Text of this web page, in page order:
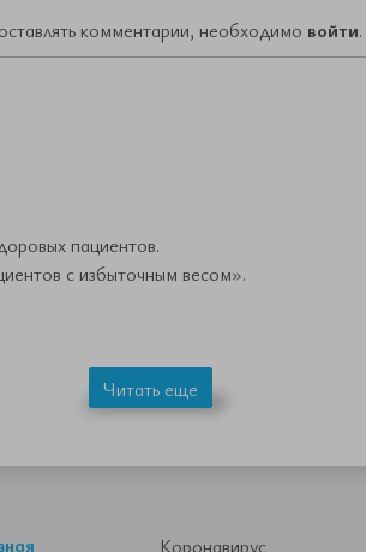
комментарии, необходимо войти.
пациентов.
с избыточным весом».
Читать еще
Коронавирус